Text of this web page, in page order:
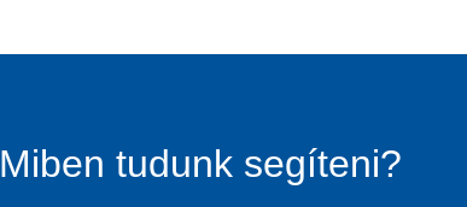
Miben tudunk segíteni?